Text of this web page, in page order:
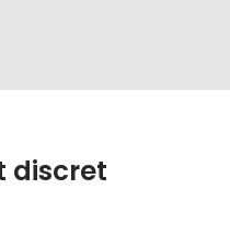
discret